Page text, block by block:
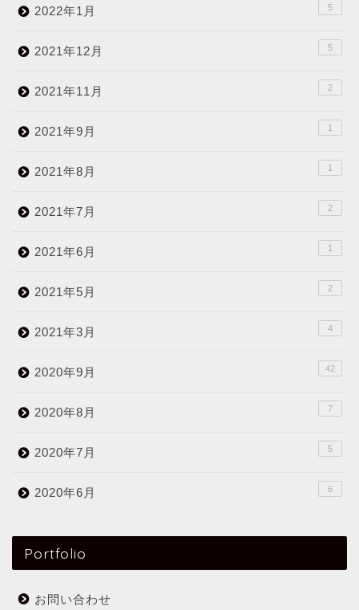
2022年1月 5
2021年12月 5
2021年11月 2
2021年9月 1
2021年8月 1
2021年7月 2
2021年6月 1
2021年5月 2
2021年3月 4
2020年9月 42
2020年8月 7
2020年7月 5
2020年6月 6
Portfolio
お問い合わせ